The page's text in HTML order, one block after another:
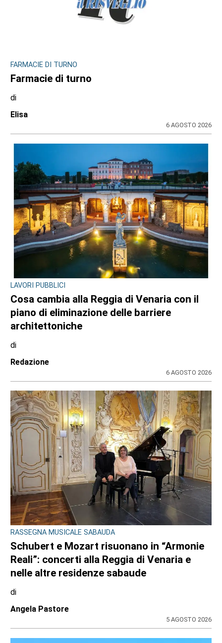
Comuni uniti per un maxi sistema di
sharing integrato
di
Stefano Tubia
INCHIESTA E SEGNALAZIONI DAL TERRITORIO
Sulle impalcature senza casco e sotto
l’afa: a Ciriè la sicurezza finisce nel mirino
dei cittadini, il dossier
Antonello Micali
6 AGOSTO 2026
DOPPIO INTERVENTO IN POCHE ORE
Drammi sventati a Cuorgnè e Ciriè: la
tempestività dei Carabinieri salva un
17enne e un anziano
Antonello Micali